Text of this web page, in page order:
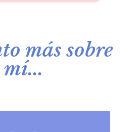
más sobre
mí...